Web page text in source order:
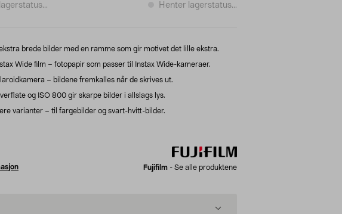
Henter lagerstatus...
brede bilder med en ramme som gir motivet det lille ekstra.
Wide film – fotopapir som passer til Instax Wide-kameraer.
– bildene fremkalles når de skrives ut.
og ISO 800 gir skarpe bilder i allslags lys.
varianter – til fargebilder og svart-hvitt-bilder.
Fujifilm - Se alle produktene